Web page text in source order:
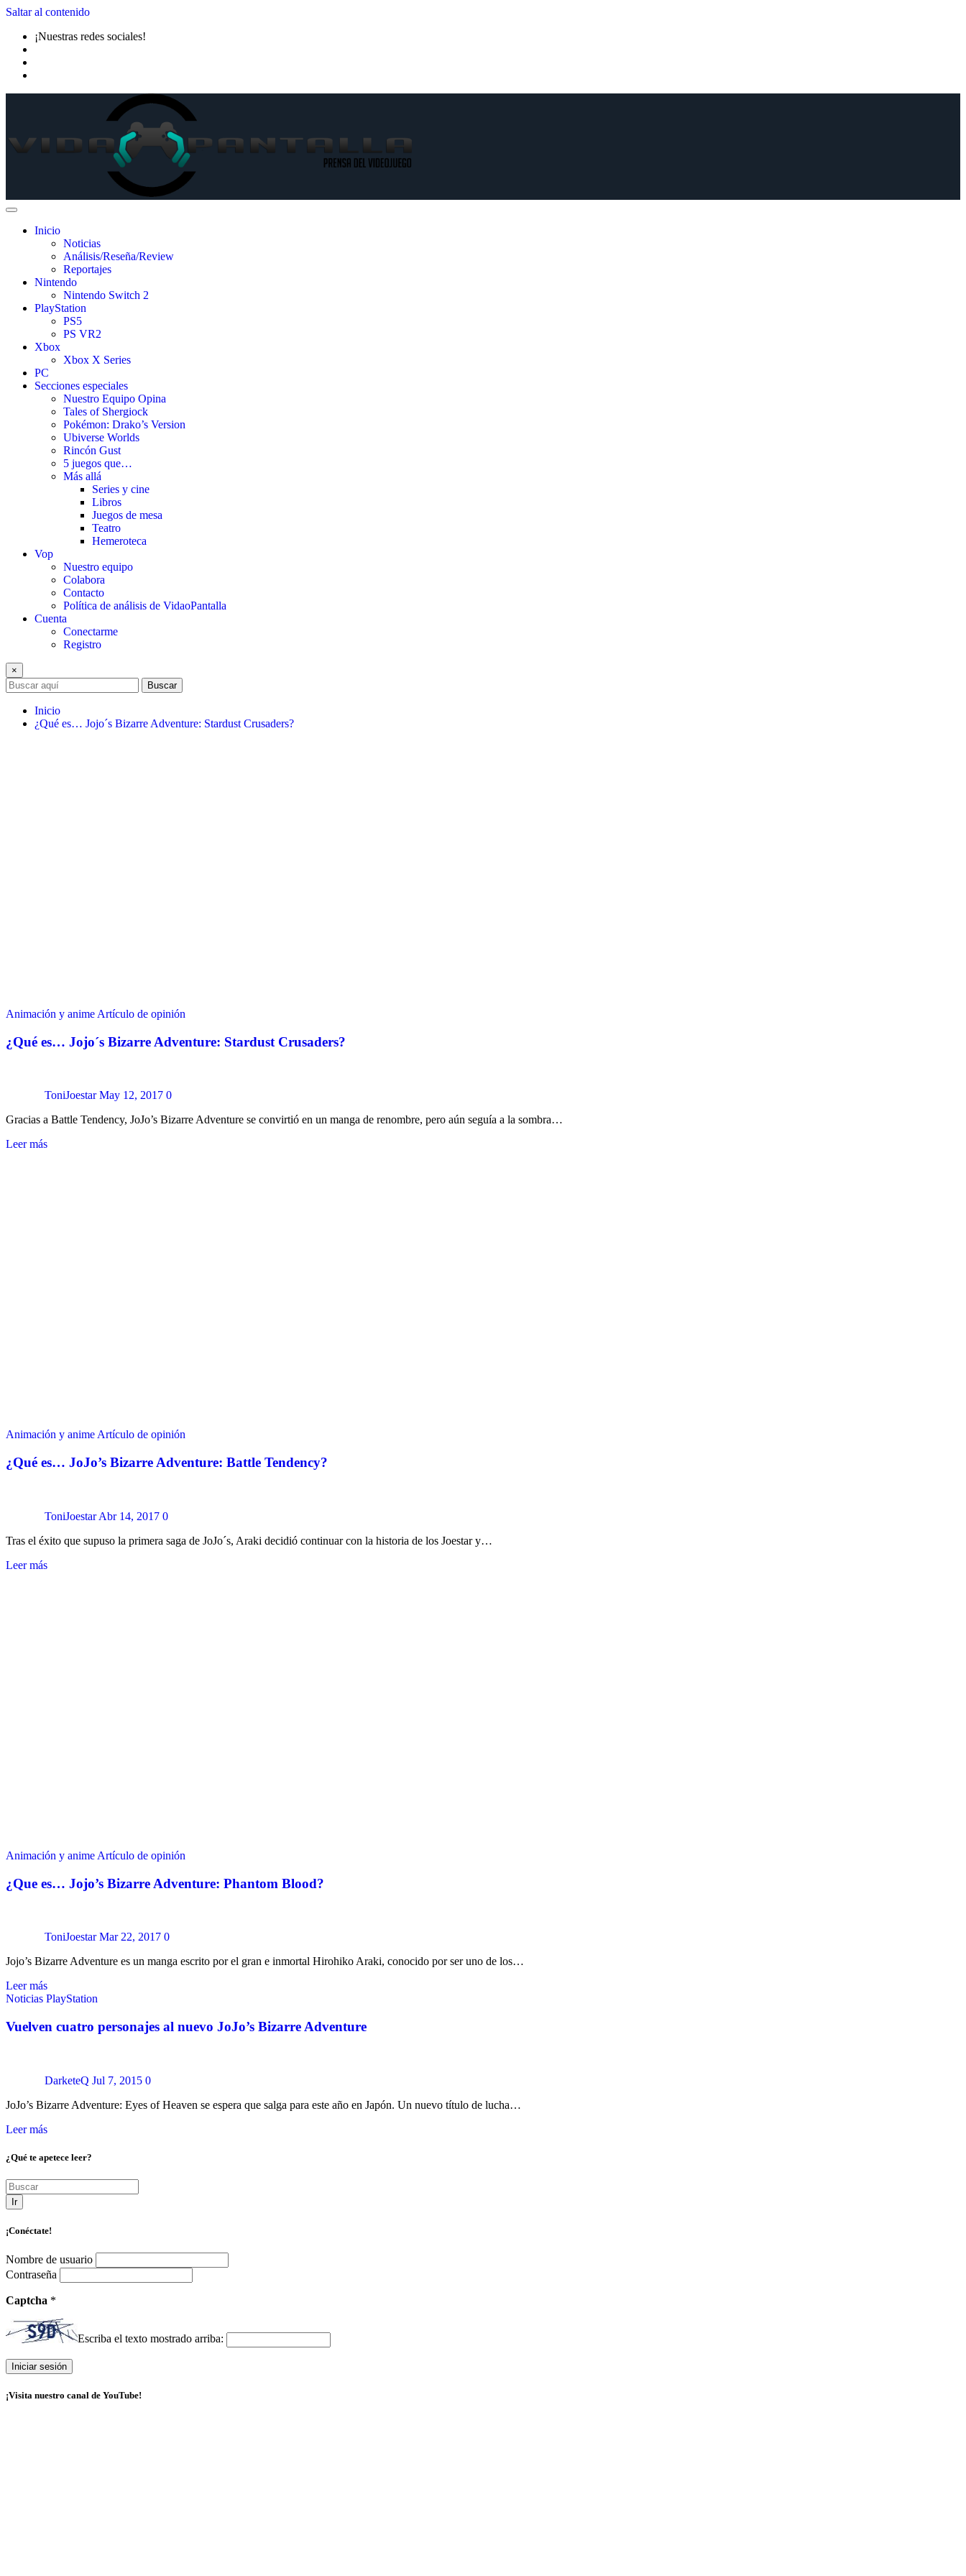
Saltar al contenido
¡Nuestras redes sociales!
Inicio
Noticias
Análisis/Reseña/Review
Reportajes
Nintendo
Nintendo Switch 2
PlayStation
PS5
PS VR2
Xbox
Xbox X Series
PC
Secciones especiales
Nuestro Equipo Opina
Tales of Shergiock
Pokémon: Drako’s Version
Ubiverse Worlds
Rincón Gust
5 juegos que…
Más allá
Series y cine
Libros
Juegos de mesa
Teatro
Hemeroteca
Vop
Nuestro equipo
Colabora
Contacto
Política de análisis de VidaoPantalla
Cuenta
Conectarme
Registro
×
Buscar
Inicio
¿Qué es… Jojo´s Bizarre Adventure: Stardust Crusaders?
Animación y anime Artículo de opinión
¿Qué es… Jojo´s Bizarre Adventure: Stardust Crusaders?
ToniJoestar May 12, 2017 0
Gracias a Battle Tendency, JoJo’s Bizarre Adventure se convirtió en un manga de renombre, pero aún seguía a la sombra…
Leer más
Animación y animeArtículo de opinión
¿Qué es… JoJo’s Bizarre Adventure: Battle Tendency?
ToniJoestar Abr 14, 2017 0
Tras el éxito que supuso la primera saga de JoJo´s, Araki decidió continuar con la historia de los Joestar y…
Leer más
Animación y anime Artículo de opinión
¿Que es… Jojo’s Bizarre Adventure: Phantom Blood?
ToniJoestar Mar 22, 2017 0
Jojo’s Bizarre Adventure es un manga escrito por el gran e inmortal Hirohiko Araki, conocido por ser uno de los…
Leer más
Noticias PlayStation
Vuelven cuatro personajes al nuevo JoJo’s Bizarre Adventure
DarketeQ Jul 7, 2015 0
JoJo’s Bizarre Adventure: Eyes of Heaven se espera que salga para este año en Japón. Un nuevo título de lucha…
Leer más
¿Qué te apetece leer?
Ir
¡Conéctate!
Nombre de usuario
Contraseña
Captcha *
Escriba el texto mostrado arriba:
¡Visita nuestro canal de YouTube!